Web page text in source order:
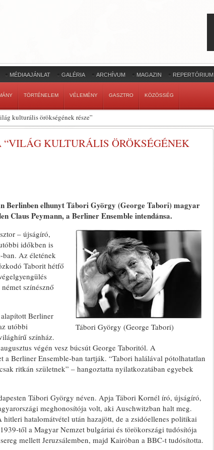
MÉDIAAJÁNLAT GALÉRIA ARCHÍVUM MAGAZIN REPERTÓRIUM
TÖRTÉNELEM VÉLEMÉNY GASZTRO KÖZÖSSÉG
kulturális örökségének része”
KULTURÁLIS ÖRÖKSÉGÉNEK
Berlinben elhunyt Tábori György (George Tabori) magyar
Claus Peymann, a Berliner Ensemble intendánsa.
Tábori György (George Tabori)
– újságíró,
időkben is
Az életének
Taborit hétfő
színésznő
Berliner
utóbbi
színház.
végén vesz búcsút George Taboritól. A
a Berliner Ensemble-ban tartják. “Tabori halálával pótolhatatlan
ritkán születnek” – hangoztatta nyilatkozatában egyebek
Tábori György néven. Apja Tábori Kornél író, újságíró,
meghonosítója volt, aki Auschwitzban halt meg.
hatalomátvétel után hazajött, de a zsidóellenes politikai
től a Magyar Nemzet bulgáriai és törökországi tudósítója
mellett Jeruzsálemben, majd Kairóban a BBC-t tudósította.